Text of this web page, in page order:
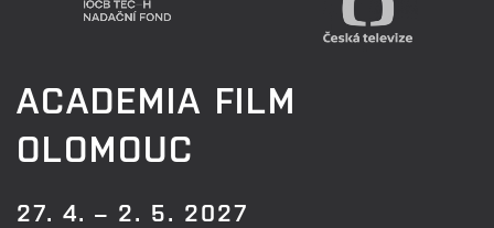
ACADEMIA FILM
OLOMOUC
27. 4. – 2. 5. 2027